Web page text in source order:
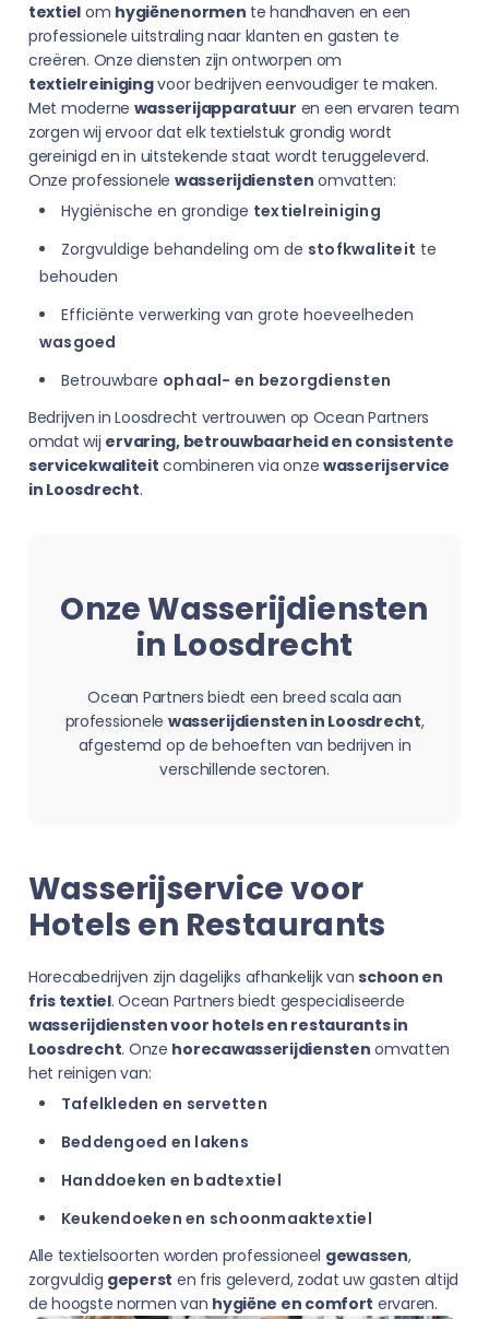
textiel om hygiënenormen te handhaven en een
professionele uitstraling naar klanten en gasten te
creëren. Onze diensten zijn ontworpen om
textielreinigingvoor bedrijven eenvoudiger te maken.
Met moderne wasserijapparatuur en een ervaren team
zorgen wij ervoor dat elk textielstuk grondig wordt
gereinigd en in uitstekende staat wordt teruggeleverd.
Onze professionele wasserijdiensten omvatten:
Hygiënische en grondige textielreiniging
Zorgvuldige behandeling om de stofkwaliteit te
behouden
Efficiënte verwerking van grote hoeveelheden
wasgoed
Betrouwbare ophaal- en bezorgdiensten
Bedrijven in Loosdrecht vertrouwen op Ocean Partners
omdat wij ervaring, betrouwbaarheid en consistente
servicekwaliteit combineren via onzewasserijservice
in Loosdrecht.
Onze Wasserijdiensten
in Loosdrecht
Ocean Partners biedt een breed scala aan
professionele wasserijdiensten in Loosdrecht,
afgestemd op de behoeften van bedrijven in
verschillende sectoren.
Wasserijservice voor
Hotels en Restaurants
Horecabedrijven zijn dagelijks afhankelijk vanschoon en
fris textiel. Ocean Partners biedt gespecialiseerde
wasserijdiensten voor hotels en restaurants in
Loosdrecht. Onze horecawasserijdiensten omvatten
het reinigen van:
Tafelkleden en servetten
Beddengoed en lakens
Handdoeken en badtextiel
Keukendoeken en schoonmaaktextiel
Alle textielsoorten worden professioneel gewassen,
zorgvuldig geperst en fris geleverd, zodat uw gasten altijd
de hoogste normen van hygiëne en comfort ervaren.